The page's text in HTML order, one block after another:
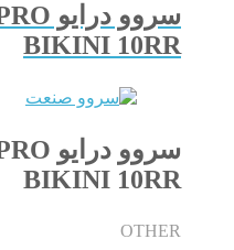
سروو درایو DC MIPRO
BIKINI 10RR
سروو درایو DC MIPRO
BIKINI 10RR
OTHER